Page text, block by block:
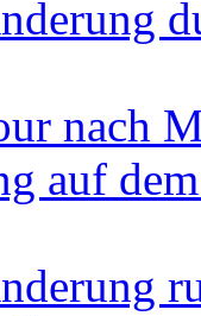
nach
auf